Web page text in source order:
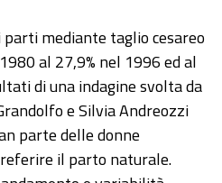
mediante taglio cesareo
al 27,9% nel 1996 ed al
di una indagine svolta da
e Silvia Andreozzi
parte delle donne
il parto naturale.